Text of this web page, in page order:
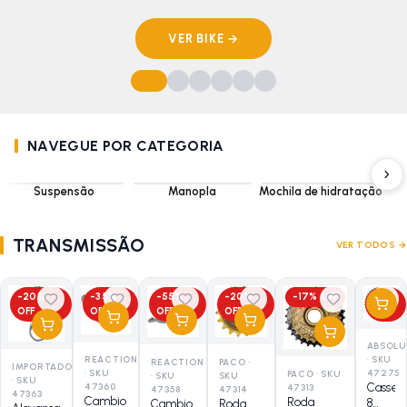
VER BIKE →
NAVEGUE POR CATEGORIA
Suspensão Manopla Mochila de hidratação
›
TRANSMISSÃO VER TODOS →
-20%
OFF
IMPORTADO
· SKU
47363
-35 %
OFF
REACTION
· SKU
47360
Cambio
-55 %
OFF
REACTION
· SKU
47358
Cambio
-20 %
OFF
PACO ·
SKU
47314
Roda
-17% OFF
PACO · SKU
47313
Roda
-17
%
OFF
· SKU
47275
8